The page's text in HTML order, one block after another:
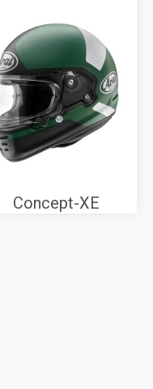
Concept-XE